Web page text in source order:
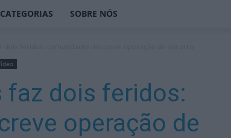
CATEGORIAS SOBRE NÓS
faz dois feridos:
operação de